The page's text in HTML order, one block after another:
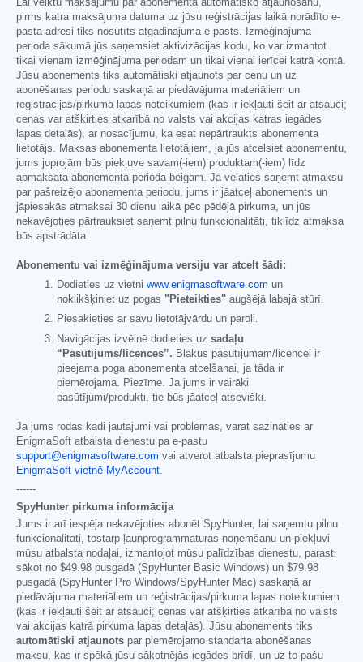
Lai veiktu maksājumu par abonementa automātisko atjaunošanu,
pirms katra maksājuma datuma uz jūsu reģistrācijas laikā norādīto e-
pasta adresi tiks nosūtīts atgādinājuma e-pasts. Izmēģinājuma
perioda sākumā jūs saņemsiet aktivizācijas kodu, ko var izmantot
tikai vienam izmēģinājuma periodam un tikai vienai ierīcei katrā kontā.
Jūsu abonements tiks automātiski atjaunots par cenu un uz
abonēšanas periodu saskaņā ar piedāvājuma materiāliem un
reģistrācijas/pirkuma lapas noteikumiem (kas ir iekļauti šeit ar atsauci;
cenas var atšķirties atkarībā no valsts vai akcijas katras iegādes
lapas detaļās), ar nosacījumu, ka esat nepārtraukts abonementa
lietotājs. Maksas abonementa lietotājiem, ja jūs atcelsiet abonementu,
jums joprojām būs piekļuve savam(-iem) produktam(-iem) līdz
apmaksātā abonementa perioda beigām. Ja vēlaties saņemt atmaksu
par pašreizējo abonementa periodu, jums ir jāatceļ abonements un
jāpiesakās atmaksai 30 dienu laikā pēc pēdējā pirkuma, un jūs
nekavējoties pārtrauksiet saņemt pilnu funkcionalitāti, tiklīdz atmaksa
būs apstrādāta.
Abonementu vai izmēģinājuma versiju var atcelt šādi:
Dodieties uz vietni www.enigmasoftware.com un
noklikšķiniet uz pogas "Pieteikties" augšējā labajā stūrī.
Piesakieties ar savu lietotājvārdu un paroli.
Navigācijas izvēlnē dodieties uz sadaļu
“Pasūtījums/licences”. Blakus pasūtījumam/licencei ir
pieejama poga abonementa atcelšanai, ja tāda ir
piemērojama. Piezīme. Ja jums ir vairāki
pasūtījumi/produkti, tie būs jāatceļ atsevišķi.
Ja jums rodas kādi jautājumi vai problēmas, varat sazināties ar
EnigmaSoft atbalsta dienestu pa e-pastu
support@enigmasoftware.com vai atverot atbalsta pieprasījumu
EnigmaSoft vietnē MyAccount
------
SpyHunter pirkuma informācija
Jums ir arī iespēja nekavējoties abonēt SpyHunter, lai saņemtu pilnu
funkcionalitāti, tostarp ļaunprogrammatūras noņemšanu un piekļuvi
mūsu atbalsta nodaļai, izmantojot mūsu palīdzības dienestu, parasti
sākot no $49.98 pusgadā (SpyHunter Basic Windows) un $79.98
pusgadā (SpyHunter Pro Windows/SpyHunter Mac) saskaņā ar
piedāvājuma materiāliem un reģistrācijas/pirkuma lapas noteikumiem
(kas ir iekļauti šeit ar atsauci; cenas var atšķirties atkarībā no valsts
vai akcijas katrā pirkuma lapas detaļās). Jūsu abonements tiks
automātiski atjaunots par piemērojamo standarta abonēšanas
maksu, kas ir spēkā jūsu sākotnējās iegādes brīdī, un uz to pašu